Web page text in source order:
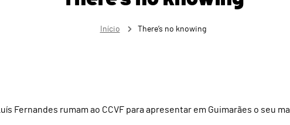
Início There’s no knowing
Fernandes rumam ao CCVF para apresentar em Guimarães o seu